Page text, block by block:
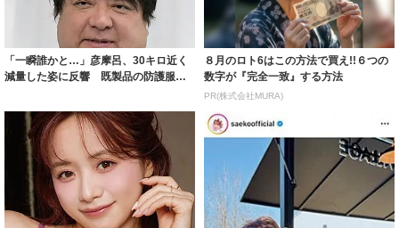
「一瞬誰かと…」彦摩呂、30キロ近く
減量した姿に反響 既製品の防護服が
８月のロト6はこの方法で買え!!６つの
数字が『完全一致』する方法
PR(株式会社MURA)